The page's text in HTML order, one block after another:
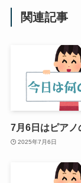
関連記事
7月6日はピアノ
2025年7月6日